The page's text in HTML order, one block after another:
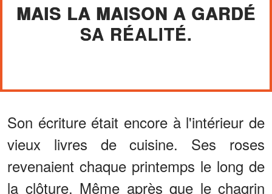
MAIS LA MAISON A GARDÉ
SA RÉALITÉ.
Son écriture était encore à l'intérieur de
vieux livres de cuisine. Ses roses
revenaient chaque printemps le long de
la clôture. Même après que le chagrin